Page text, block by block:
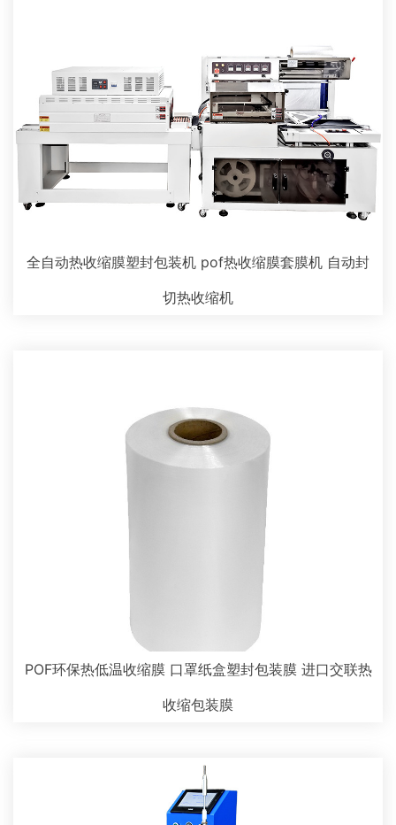
全自动热收缩膜塑封包装机 pof热收缩膜套膜机 自动封
切热收缩机
POF环保热低温收缩膜 口罩纸盒塑封包装膜 进口交联热
收缩包装膜